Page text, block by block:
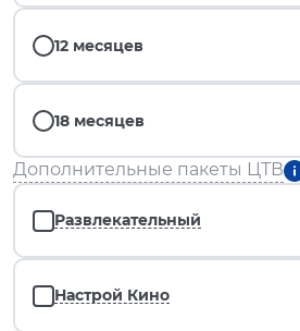
12 месяцев
18 месяцев
Дополнительные пакеты ЦТВ
Развлекательный
Настрой Кино